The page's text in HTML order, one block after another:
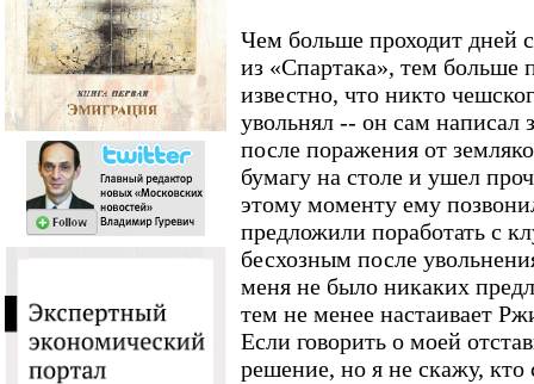
Чем больше проходит дней
из «Спартака», тем больше
известно, что никто
увольнял -- он сам написал
после поражения от
бумагу на столе и ушел
этому моменту ему
предложили поработать с
бесхозным после
меня не было никаких
тем не менее настаивает
Если говорить о моей
решение, но я не скажу, кто